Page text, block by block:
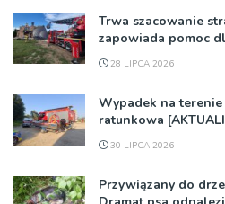
Trwa szacowanie
zapowiada pomoc
28 LIPCA 2026
Wypadek na
ratunkowa
30 LIPCA 2026
Przywiązany do